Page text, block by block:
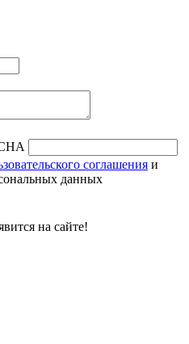
соглашения и
данных
на сайте!